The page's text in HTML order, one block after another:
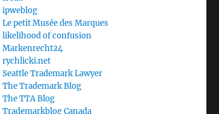
ipweblog
Le petit Musée des Marques
likelihood of confusion
Markenrecht24
rychlicki.net
Seattle Trademark Lawyer
The Trademark Blog
The TTA Blog
Trademarkblog Canada